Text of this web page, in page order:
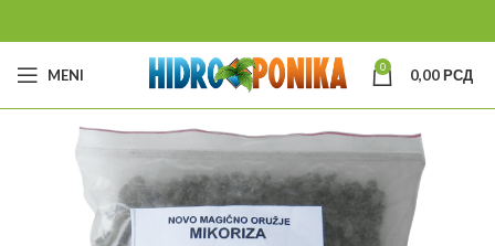
MENI 0 0,00РСД